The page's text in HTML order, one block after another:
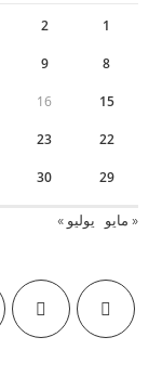
1
2
8
9
15
16
22
23
29
30
« مايو يوليو »